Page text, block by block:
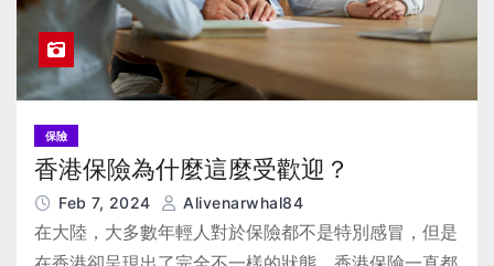
保險
香港保險為什麼這麼受歡迎？
Feb 7, 2024 Alivenarwhal84
在大陸，大多數年輕人對於保險都不是特別感冒，但是